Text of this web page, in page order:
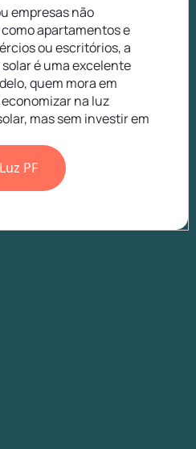
empresas não
apartamentos e
ou escritórios, a
é uma excelente
quem mora em
na luz
mas sem investir em
PF